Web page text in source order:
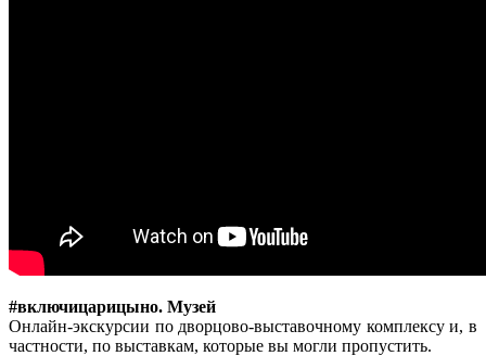
#включицарицыно. Музей
Онлайн-экскурсии по дворцово-выставочному комплексу и, в
частности, по выставкам, которые вы могли пропустить.